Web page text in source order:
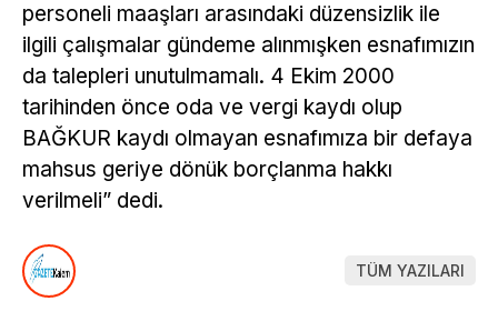
personeli maaşları arasındaki düzensizlik ile
ilgili çalışmalar gündeme alınmışken esnafımızın
da talepleri unutulmamalı. 4 Ekim 2000
tarihinden önce oda ve vergi kaydı olup
BAĞKUR kaydı olmayan esnafımıza bir defaya
mahsus geriye dönük borçlanma hakkı
verilmeli” dedi.
TÜM YAZILARI